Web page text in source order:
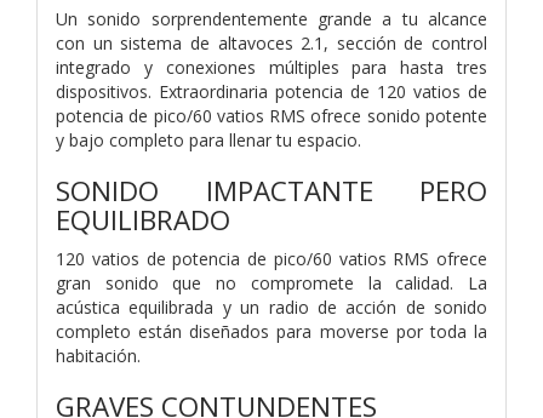
Un sonido sorprendentemente grande a tu alcance
con un sistema de altavoces 2.1, sección de control
integrado y conexiones múltiples para hasta tres
dispositivos. Extraordinaria potencia de 120 vatios de
potencia de pico/60 vatios RMS ofrece sonido potente
y bajo completo para llenar tu espacio.
SONIDO IMPACTANTE PERO
EQUILIBRADO
120 vatios de potencia de pico/60 vatios RMS ofrece
gran sonido que no compromete la calidad. La
acústica equilibrada y un radio de acción de sonido
completo están diseñados para moverse por toda la
habitación.
GRAVES CONTUNDENTES